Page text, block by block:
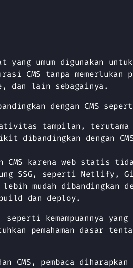
yang umum digunakan
CMS tanpa memerlukan
dan lain sebagainya.
dengan CMS
tampilan, terutama
dibandingkan dengan
CMS karena web statis
SSG, seperti
mudah dibandingkan
dan deploy.
kemampuannya
pemahaman dasar
CMS, pembaca